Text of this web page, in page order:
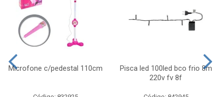
Microfone c/pedestal 110cm
Pisca led 100led bco frio 8m
220v fv 8f